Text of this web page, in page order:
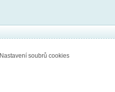
Nastavení soubrů cookies